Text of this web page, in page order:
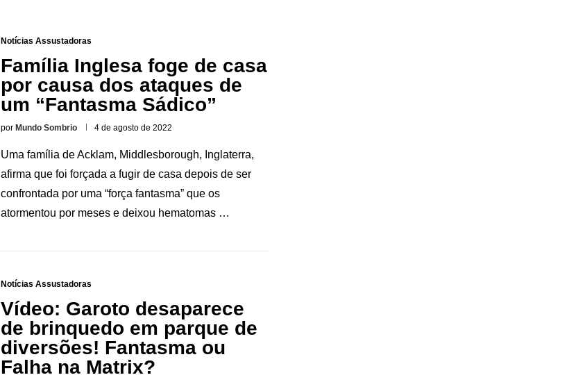
Notícias Assustadoras
Família Inglesa foge de casa
por causa dos ataques de
um “Fantasma Sádico”
por Mundo Sombrio 4 de agosto de 2022
Uma família de Acklam, Middlesborough, Inglaterra,
afirma que foi forçada a fugir de casa depois de ser
confrontada por uma “força fantasma” que os
atormentou por meses e deixou hematomas …
Notícias Assustadoras
Vídeo: Garoto desaparece
de brinquedo em parque de
diversões! Fantasma ou
Falha na Matrix?